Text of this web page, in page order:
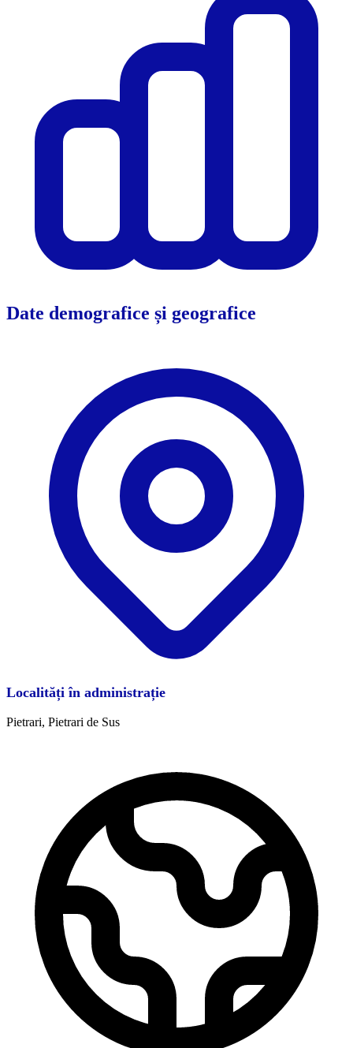
Date demografice și geografice
Localități în administrație
Pietrari, Pietrari de Sus